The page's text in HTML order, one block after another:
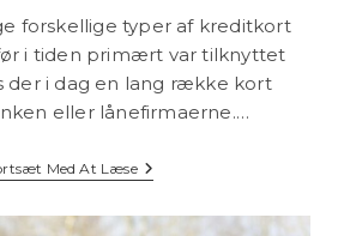
forskellige typer af kreditkort
i tiden primært var tilknyttet
der i dag en lang række kort
eller lånefirmaerne.…
Med At LæseHvordan
Vælger